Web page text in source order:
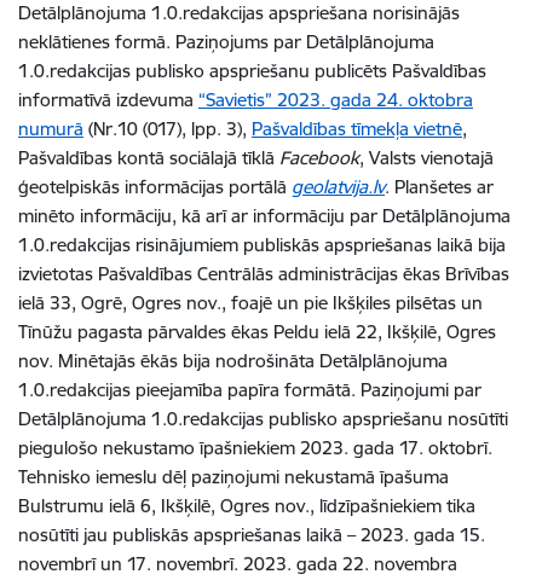
Detālplānojuma 1.0.redakcijas apspriešana norisinājās
neklātienes formā. Paziņojums par Detālplānojuma
1.0.redakcijas publisko apspriešanu publicēts Pašvaldības
informatīvā izdevuma “Savietis” 2023. gada 24. oktobra
numurā (Nr.10 (017), lpp. 3), Pašvaldības tīmekļa vietnē,
Pašvaldības kontā sociālajā tīklā Facebook, Valsts vienotajā
ģeotelpiskās informācijas portālā geolatvija.lv. Planšetes ar
minēto informāciju, kā arī ar informāciju par Detālplānojuma
1.0.redakcijas risinājumiem publiskās apspriešanas laikā bija
izvietotas Pašvaldības Centrālās administrācijas ēkas Brīvības
ielā 33, Ogrē, Ogres nov., foajē un pie Ikšķiles pilsētas un
Tīnūžu pagasta pārvaldes ēkas Peldu ielā 22, Ikšķilē, Ogres
nov. Minētajās ēkās bija nodrošināta Detālplānojuma
1.0.redakcijas pieejamība papīra formātā. Paziņojumi par
Detālplānojuma 1.0.redakcijas publisko apspriešanu nosūtīti
piegulošo nekustamo īpašniekiem 2023. gada 17. oktobrī.
Tehnisko iemeslu dēļ paziņojumi nekustamā īpašuma
Bulstrumu ielā 6, Ikšķilē, Ogres nov., līdzīpašniekiem tika
nosūtīti jau publiskās apspriešanas laikā – 2023. gada 15.
novembrī un 17. novembrī. 2023. gada 22. novembra